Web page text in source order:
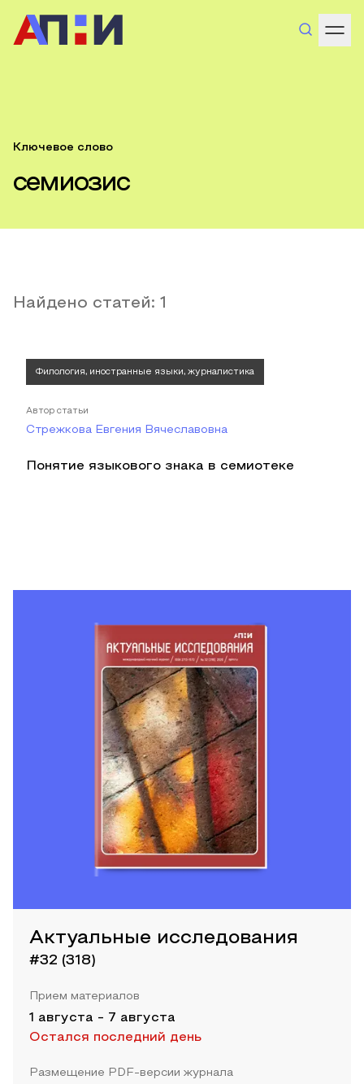
Ключевое слово
семиозис
Найдено статей: 1
Филология, иностранные языки, журналистика
Автор статьи
Стрежкова Евгения Вячеславовна
Понятие языкового знака в семиотеке
Актуальные исследования
#32 (318)
Прием материалов
1 августа - 7 августа
Остался последний день
Размещение PDF-версии журнала